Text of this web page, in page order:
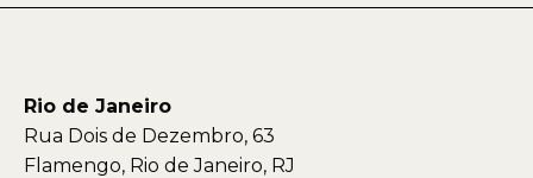
Rio de Janeiro
Rua Dois de Dezembro, 63
Flamengo, Rio de Janeiro, RJ